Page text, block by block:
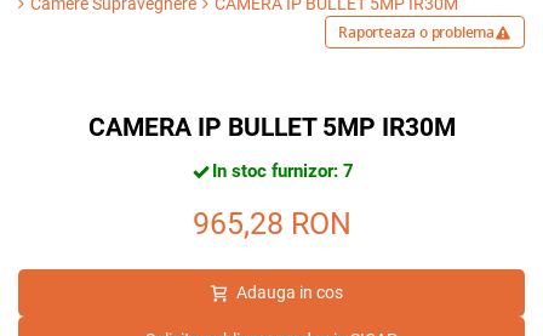
Raporteaza o problema
CAMERA IP BULLET 5MP IR30M
In stoc furnizor: 7
965,28 RON
Adauga in cos